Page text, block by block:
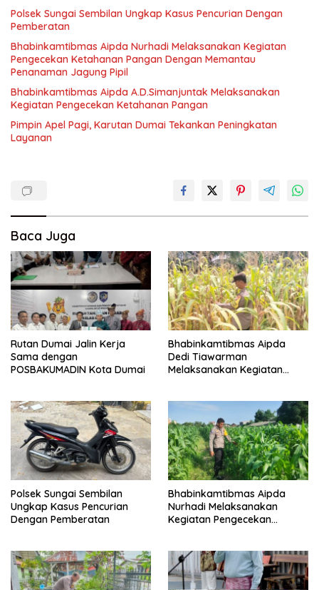
Polsek Sungai Sembilan Ungkap Kasus Pencurian Dengan
Pemberatan
Bhabinkamtibmas Aipda Nurhadi Melaksanakan Kegiatan
Pengecekan Ketahanan Pangan Dengan Memantau
Penanaman Jagung Pipil
Bhabinkamtibmas Aipda A.D.Simanjuntak Melaksanakan
Kegiatan Pengecekan Ketahanan Pangan
Pimpin Apel Pagi, Karutan Dumai Tekankan Peningkatan
Layanan
Baca Juga
Rutan Dumai Jalin Kerja
Sama dengan
POSBAKUMADIN Kota Dumai
Bhabinkamtibmas Aipda
Dedi Tiawarman
Melaksanakan Kegiatan
Polsek Sungai Sembilan
Ungkap Kasus Pencurian
Dengan Pemberatan
Bhabinkamtibmas Aipda
Nurhadi Melaksanakan
Kegiatan Pengecekan
Jagung Pipil